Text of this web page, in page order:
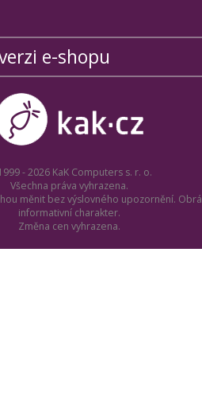
e-shopu
- 2026 KaK Computers s. r. o.
Všechna práva vyhrazena.
měnit bez výslovného upozornění.
informativní charakter.
Změna cen vyhrazena.